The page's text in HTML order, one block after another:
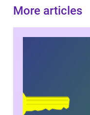
More articles